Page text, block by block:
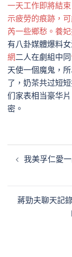
一天工作即將結
示疲勞的痕跡，
芮一些鄉愁。養
有八卦媒體爆料
網二人在劇組中同
天使一個魔鬼，
了，奶茶共过短
们家表相当豪华
密。
章 我美孚仁愛
蔣勁夫聊天記